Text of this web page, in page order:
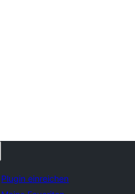
Plugin einreichen